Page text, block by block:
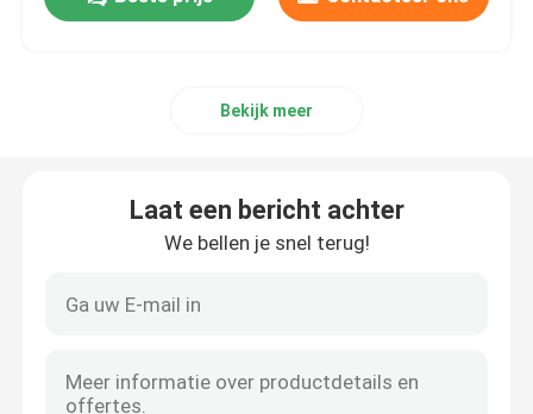
Kwaliteitscontrole
industrieel dehydrerend ontvochtigingstoestel
Laag Vochtigheidsontvochtigingstoestel
Bekijk meer
Laat een bericht achter
We bellen je snel terug!